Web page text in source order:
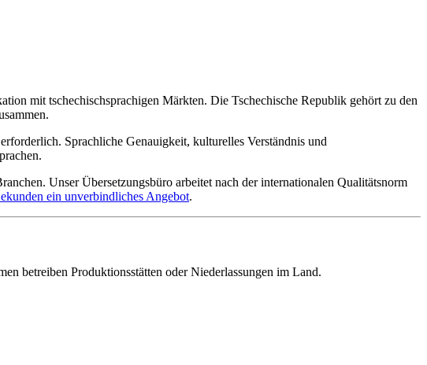
mit tschechischsprachigen Märkten. Die Tschechische Republik gehört zu den
Sprachliche Genauigkeit, kulturelles Verständnis und
Unser Übersetzungsbüro arbeitet nach der internationalen Qualitätsnorm
ein unverbindliches Angebot.
betreiben Produktionsstätten oder Niederlassungen im Land.